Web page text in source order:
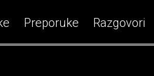
Preporuke Razgovori